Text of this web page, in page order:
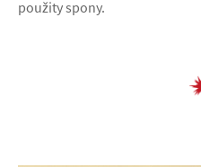
použity spony.